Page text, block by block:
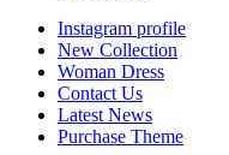
Instagram profile
New Collection
Woman Dress
Contact Us
Latest News
Purchase Theme